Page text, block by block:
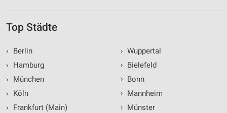
Top Städte
›
Berlin
›
Hamburg
›
München
›
Köln
›
Frankfurt (Main)
› Wuppertal
› Bielefeld
› Bonn
› Mannheim
› Münster